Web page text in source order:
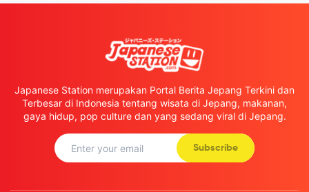
Japanese Station merupakan Portal Berita Jepang Terkini dan
Terbesar di Indonesia tentang wisata di Jepang, makanan,
gaya hidup, pop culture dan yang sedang viral di Jepang.
Subscribe